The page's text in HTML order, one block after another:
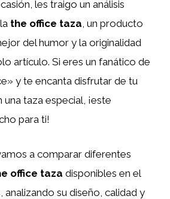
les traigo un análisis
the office taza, un producto
del humor y la originalidad
artículo. Si eres un fanático de
y te encanta disfrutar de tu
taza especial, ¡este
para ti!
a comparar diferentes
office taza disponibles en el
su diseño, calidad y